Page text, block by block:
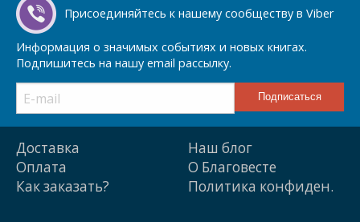
Присоединяйтесь к нашему сообществу в Viber
Информация о значимых событиях и новых книгах.
Подпишитесь на нашу email рассылку.
Доставка
Оплата
Как заказать?
Наш блог
О Благовесте
Политика конфиден.